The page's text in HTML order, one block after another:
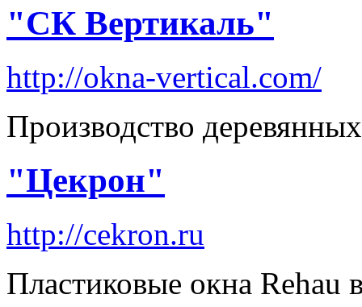
"СК Вертикаль"
http://okna-vertical.com/
Производство
"Цекрон"
http://cekron.ru
Пластиковые окна Rehau